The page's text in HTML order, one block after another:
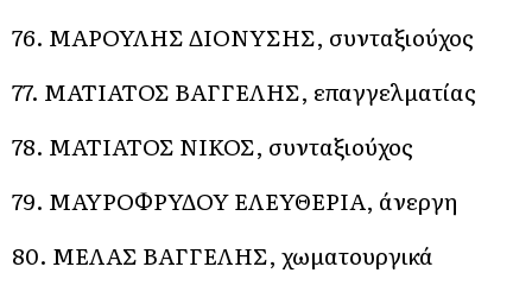
76. ΜΑΡΟΥΛΗΣ ΔΙΟΝΥΣΗΣ, συνταξιούχος
77. ΜΑΤΙΑΤΟΣ ΒΑΓΓΕΛΗΣ, επαγγελματίας
78. ΜΑΤΙΑΤΟΣ ΝΙΚΟΣ, συνταξιούχος
79. ΜΑΥΡΟΦΡΥΔΟΥ ΕΛΕΥΘΕΡΙΑ, άνεργη
80. ΜΕΛΑΣ ΒΑΓΓΕΛΗΣ, χωματουργικά